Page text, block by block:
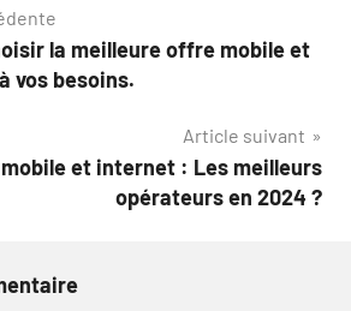
la meilleure offre mobile et
vos besoins.
Article suivant
et internet : Les meilleurs
opérateurs en 2024 ?